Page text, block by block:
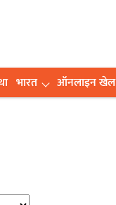
भारत ऑनलाइन खेल